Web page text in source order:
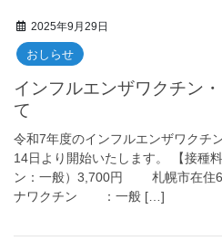
2025年9月29日
おしらせ
インフルエンザワクチン
て
令和7年度のインフルエンザワクチ
14日より開始いたします。 【接種
ン：一般）3,700円 札幌市在住
ナワクチン ：一般 […]